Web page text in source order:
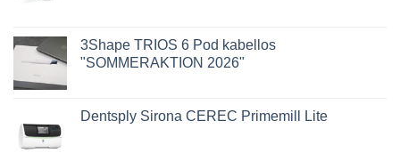
3Shape TRIOS 6 Pod kabellos
"SOMMERAKTION 2026"
Dentsply Sirona CEREC Primemill Lite